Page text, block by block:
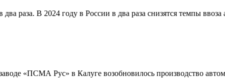
раза. В 2024 году в России в два раза снизятся темпы
«ПСМА Рус» в Калуге возобновилось производство